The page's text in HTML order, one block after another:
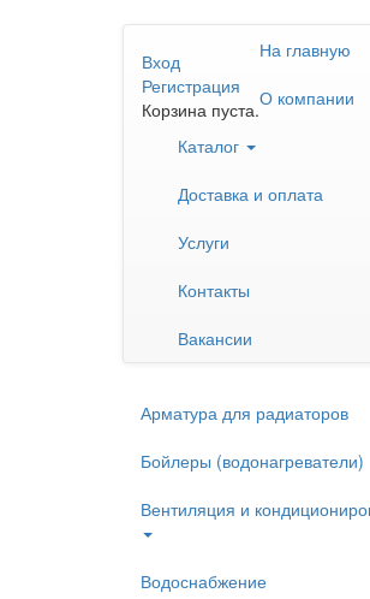
Вход
Регистрация
Корзина пуста.
На главную
О компании
Каталог
Доставка и оплата
Услуги
Контакты
Вакансии
Арматура для радиаторов
Бойлеры (водонагреватели)
Вентиляция и
Водоснабжение